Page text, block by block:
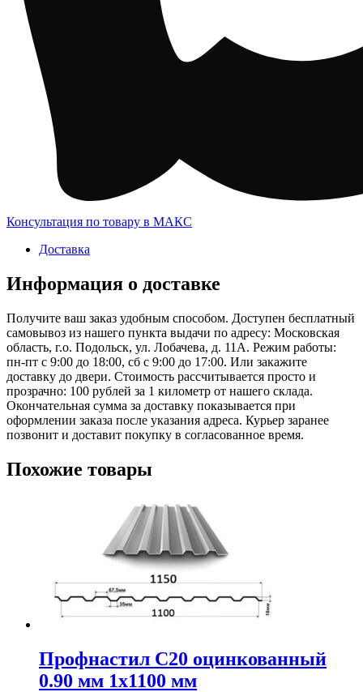
Консультация по товару в МАКС
Доставка
Информация о доставке
Получите ваш заказ удобным способом. Доступен бесплатный
самовывоз из нашего пункта выдачи по адресу: Московская
область, г.о. Подольск, ул. Лобачева, д. 11А. Режим работы:
пн-пт с 9:00 до 18:00, сб с 9:00 до 17:00. Или закажите
доставку до двери. Стоимость рассчитывается просто и
прозрачно: 100 рублей за 1 километр от нашего склада.
Окончательная сумма за доставку показывается при
оформлении заказа после указания адреса. Курьер заранее
позвонит и доставит покупку в согласованное время.
Похожие товары
Профнастил С20 оцинкованный
0.90 мм 1х1100 мм